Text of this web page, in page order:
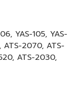
YAS-105, YAS-
ATS-2070, ATS-
ATS-2030,